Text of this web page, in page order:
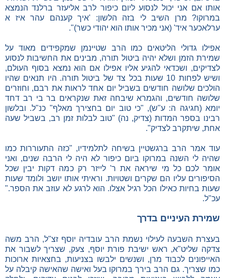
אותו אם אני יכול לנסוע ליום כיפור לרב אליעזר ברלנד הנמצא
במרוקו? מרן השיב לי בזה הלשון: 'איך קענהם עהר איז א
ערלאכער איד' (אני מכיר אותו הוא יהודי כשר)".
אפילו גדולי הליטאים כמו הרב שטיינמן שמקפידים מאוד על
שמירת הזמן ושלא יהיה ביטול תורה, מבינים את החשיבות לנסוע
לצדיקים, ושכדאי להגיע אליו אפילו אם הוא נמצא בסוף העולם,
ושיש לפחות 10 שעות בכל צד של ביטול תורה. היו תנאים שהיו
הולכים שלושה חודשים בשביל יום אחד לראות את רבם, וחוזרים
שלושה חודשים, והגמרא שיבחה זאת שנקראים בר בי רב דחד
יומא (חגיגה ה: ע"ש), "כי טוב יום בחצירך מאלף" כנ"ל. ובלשון
רבינו בספר המדות (צדיק, נה) "טוב לבלות זמן רב, בשביל שעה
אחת, שיתקרב לצדיק".
עוד אמר הרב ברגשטיין בשיחה לתלמידיו, "כזה התעוררות כמו
שהיה לי השנה במרוקו ביום כיפור לא היה לי הרבה שנים, ואני
אומר לכם כל מי שיראה את ר' לייזר רק כמה דקות יבין שכל
הסיפורים עליו הם שקרים ושטויות. וראיתי אותו יושב ולומד שעות
שעות בחיות כאילו הכל רגיל אצלו. הוא לרגע לא עוזב את הספר."
עכ"ל.
שמירת העיניים בדרך
בעצרת השבעה לעילוי נשמת הרב עובדיה יוסף זצ"ל, הרב משה
צדקה שליט"א, ראש ישיבת פורת יוסף, צעק, שצריך לשבור את
האייפונים לכבוד מרן, ושנשים ילבשו בצניעות, בחצאיות ארוכות
כמו שצריך. גם הרב בירך במרוקו בעל ואישה שהאישה קיבלה על